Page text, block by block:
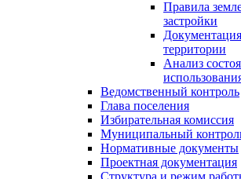
Правила
застройки
территории
Анализ
Ведомственный контроль
Глава поселения
Избирательная комиссия
Муниципальный
Нормативные документы
Проектная документация